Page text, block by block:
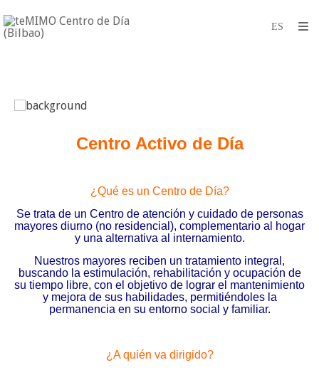
Centro Activo de Día
¿Qué es un Centro de Día?
Se trata de un Centro de atención y cuidado de personas
mayores diurno (no residencial), complementario al hogar
y una alternativa al internamiento.
Nuestros mayores reciben un tratamiento integral,
buscando la estimulación, rehabilitación y ocupación de
su tiempo libre, con el objetivo de lograr el mantenimiento
y mejora de sus habilidades, permitiéndoles la
permanencia en su entorno social y familiar.
¿A quién va dirigido?